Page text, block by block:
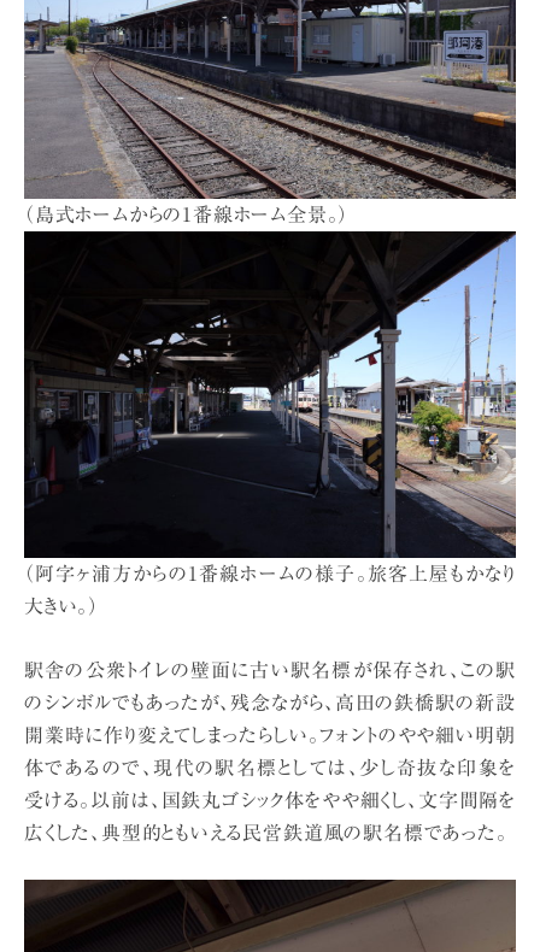
（島式ホームからの1番線ホーム全景。）
（阿字ヶ浦方からの1番線ホームの様子。旅客上屋もかなり
大きい。）
駅舎の公衆トイレの壁面に古い駅名標が保存され、この駅
のシンボルでもあったが、残念ながら、高田の鉄橋駅の新設
開業時に作り変えてしまったらしい。フォントのやや細い明朝
体であるので、現代の駅名標としては、少し奇抜な印象を
受ける。以前は、国鉄丸ゴシック体をやや細くし、文字間隔を
広くした、典型的ともいえる民営鉄道風の駅名標であった。